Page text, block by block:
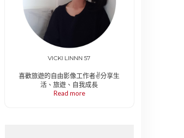
VICKI LINNN 57
喜歡旅遊的自由影像工作者✌️分享生
活、旅遊、自我成長
Read more